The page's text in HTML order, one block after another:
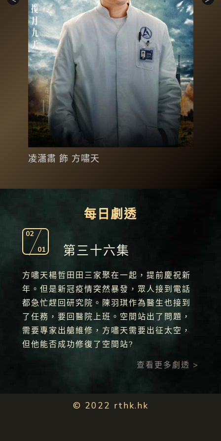
凌瀟肅 飾 方嘯天
每日劇透
02
01
第三十六集
方嘯天楊哲田田三家聚在一起，提前慶祝新
年。但是新冠疫情突然暴發，眾人接到電話
都急忙趕回研究院。陳羽琪作為醫生也接到
了任務，要回醫院上班。空間站出了問題，
需要專家出艙維修，方嘯天需要出征太空，
但他能否成功修復了空間站?
查看更多劇透 >
© 2022 rthk.hk